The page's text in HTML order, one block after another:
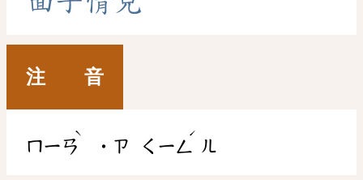
注 音
ㄇㄧㄢ
ˋ
˙ㄗ ㄑㄧㄥ
ˊ
ㄦ